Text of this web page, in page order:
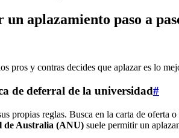
aplazamiento paso a
pros y contras decides que aplazar es lo
de deferral de la universidad#
propias reglas. Busca en la carta de oferta
de Australia (ANU) suele permitir un